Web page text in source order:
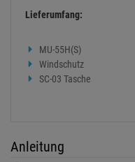
Lieferumfang:
MU-55H(S)
Windschutz
SC-03 Tasche
Anleitung